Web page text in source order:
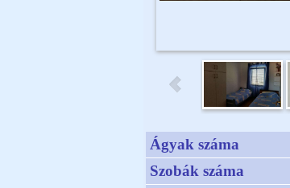
Ágyak száma
Szobák száma